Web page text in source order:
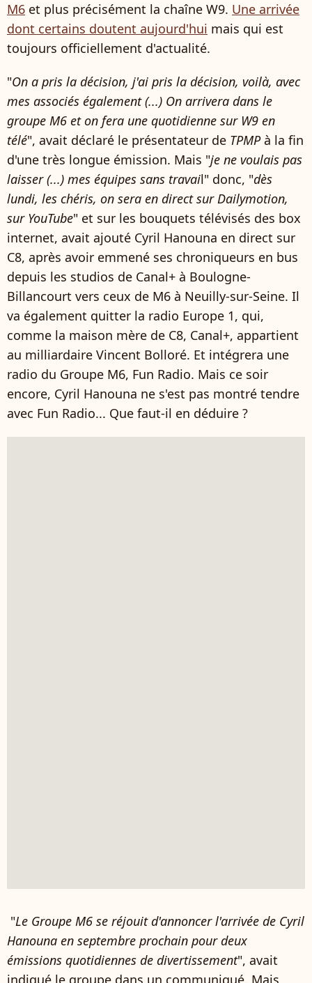
M6 et plus précisément la chaîne W9. Une arrivée
dont certains doutent aujourd'hui mais qui est
toujours officiellement d'actualité.
"On a pris la décision, j'ai pris la décision, voilà, avec
mes associés également (...) On arrivera dans le
groupe M6 et on fera une quotidienne sur W9 en
télé", avait déclaré le présentateur de TPMPà la fin
d'une très longue émission. Mais "je ne voulais pas
laisser (...) mes équipes sans travail" donc, "dès
lundi, les chéris, on sera en direct sur Dailymotion,
sur YouTube" et sur les bouquets télévisés des box
internet, avait ajouté Cyril Hanouna en direct sur
C8, après avoir emmené ses chroniqueurs en bus
depuis les studios de Canal+ à Boulogne-
Billancourt vers ceux de M6 à Neuilly-sur-Seine. Il
va également quitter la radio Europe 1, qui,
comme la maison mère de C8, Canal+, appartient
au milliardaire Vincent Bolloré. Et intégrera une
radio du Groupe M6, Fun Radio. Mais ce soir
encore, Cyril Hanouna ne s'est pas montré tendre
avec Fun Radio... Que faut-il en déduire ?
"Le Groupe M6 se réjouit d'annoncer l'arrivée de Cyril
Hanouna en septembre prochain pour deux
émissions quotidiennes de divertissement", avait
indiqué le groupe dans un communiqué. Mais